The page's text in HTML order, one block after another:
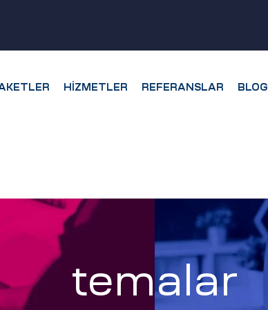
HIZMETLER REFERANSLAR BLOG
temalar